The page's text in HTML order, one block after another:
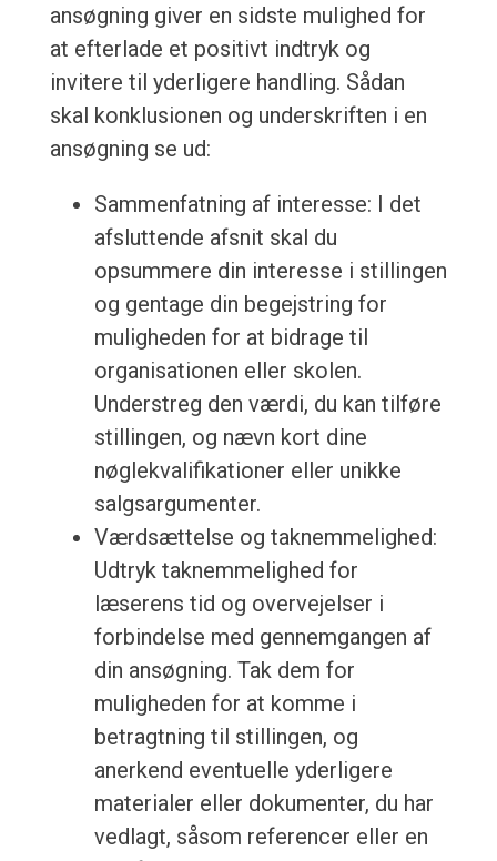
ansøgning giver en sidste mulighed for
at efterlade et positivt indtryk og
invitere til yderligere handling. Sådan
skal konklusionen og underskriften i en
ansøgning se ud:
Sammenfatning af interesse: I det
afsluttende afsnit skal du
opsummere din interesse i stillingen
og gentage din begejstring for
muligheden for at bidrage til
organisationen eller skolen.
Understreg den værdi, du kan tilføre
stillingen, og nævn kort dine
nøglekvalifikationer eller unikke
salgsargumenter.
Værdsættelse og taknemmelighed:
Udtryk taknemmelighed for
læserens tid og overvejelser i
forbindelse med gennemgangen af
din ansøgning. Tak dem for
muligheden for at komme i
betragtning til stillingen, og
anerkend eventuelle yderligere
materialer eller dokumenter, du har
vedlagt, såsom referencer eller en